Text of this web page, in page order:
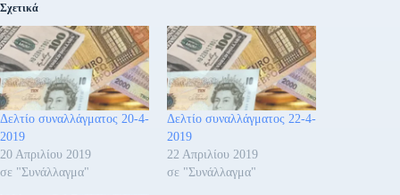
Σχετικά
Δελτίο συναλλάγματος 20-4-
2019
20 Απριλίου 2019
σε "Συνάλλαγμα"
Δελτίο συναλλάγματος 22-4-
2019
22 Απριλίου 2019
σε "Συνάλλαγμα"